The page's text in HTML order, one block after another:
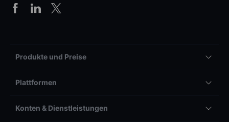
Produkte und Preise
Plattformen
Konten & Dienstleistungen